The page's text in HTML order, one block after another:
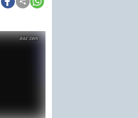
SWR